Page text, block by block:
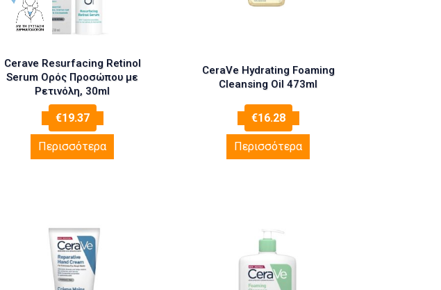
Cerave Resurfacing Retinol
Serum Ορός Προσώπου με
Ρετινόλη, 30ml
€19.37
Περισσότερα
CeraVe Hydrating Foaming
Cleansing Oil 473ml
€16.28
Περισσότερα